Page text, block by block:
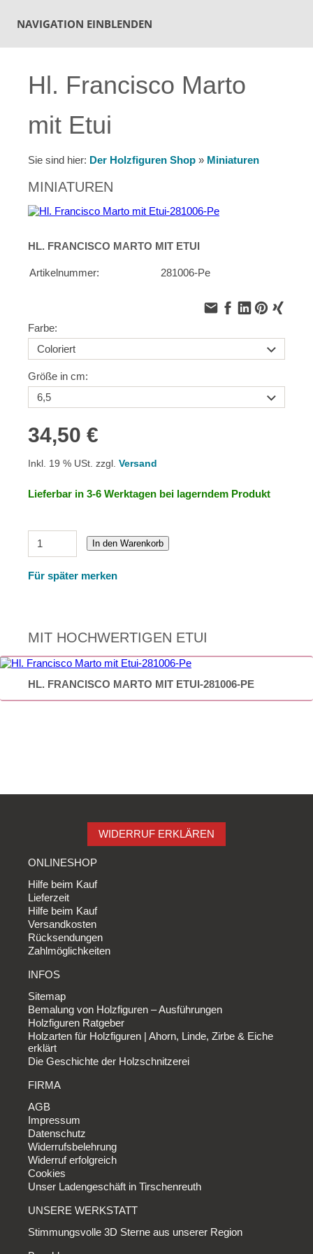
NAVIGATION EINBLENDEN
Hl. Francisco Marto
mit Etui
Sie sind hier: Der Holzfiguren Shop » Miniaturen
MINIATUREN
HL. FRANCISCO MARTO MIT ETUI
Artikelnummer: 281006-Pe
Farbe:
Größe in cm:
34,50 €
Inkl. 19 % USt. zzgl. Versand
Lieferbar in 3-6 Werktagen bei lagerndem Produkt
In den Warenkorb
Für später merken
MIT HOCHWERTIGEN ETUI
HL. FRANCISCO MARTO MIT ETUI-281006-PE
WIDERRUF ERKLÄREN
ONLINESHOP
Hilfe beim Kauf
Lieferzeit
Hilfe beim Kauf
Versandkosten
Rücksendungen
Zahlmöglichkeiten
INFOS
Sitemap
Bemalung von Holzfiguren – Ausführungen
Holzfiguren Ratgeber
Holzarten für Holzfiguren | Ahorn, Linde, Zirbe & Eiche
erklärt
Die Geschichte der Holzschnitzerei
FIRMA
AGB
Impressum
Datenschutz
Widerrufsbelehrung
Widerruf erfolgreich
Cookies
Unser Ladengeschäft in Tirschenreuth
UNSERE WERKSTATT
Stimmungsvolle 3D Sterne aus unserer Region